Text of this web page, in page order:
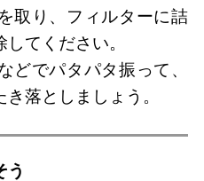
取り、フィルターに詰
てください。
どでパタパタ振って、
落としましょう。
う